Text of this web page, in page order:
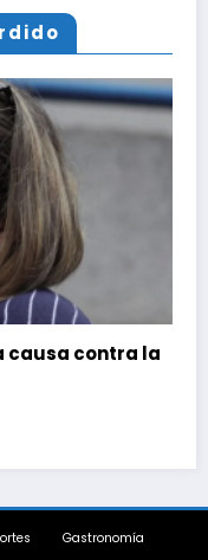
contra la
Gastronomía